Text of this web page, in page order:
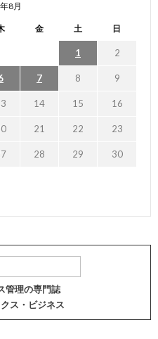
8月
金 土 日
1 2
7 8 9
14 15 16
21 22 23
28 29 30
管理の専門誌
ス・ビジネス